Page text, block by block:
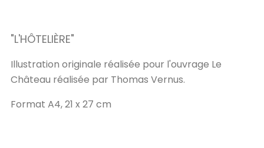
"L'HÔTELIÈRE"
Illustration originale réalisée pour l'ouvrage Le
Château réalisée par Thomas Vernus.
Format A4, 21 x 27 cm